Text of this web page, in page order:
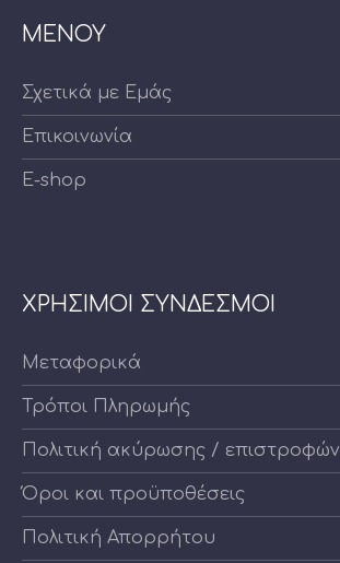
ΜΕΝΟΥ
Σχετικά με Εμάς
Επικοινωνία
E-shop
ΧΡΗΣΙΜΟΙ ΣΥΝΔΕΣΜΟΙ
Μεταφορικά
Τρόποι Πληρωμής
Πολιτική ακύρωσης / επιστροφών
Όροι και προϋποθέσεις
Πολιτική Απορρήτου